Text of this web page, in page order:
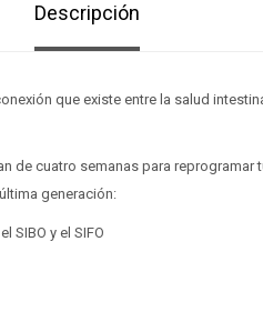
Descripción
que existe entre la salud
de cuatro semanas para
generación:
SIBO y el SIFO